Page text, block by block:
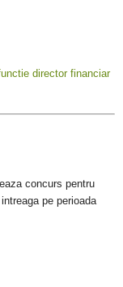
director financiar
concurs pentru
pe perioada